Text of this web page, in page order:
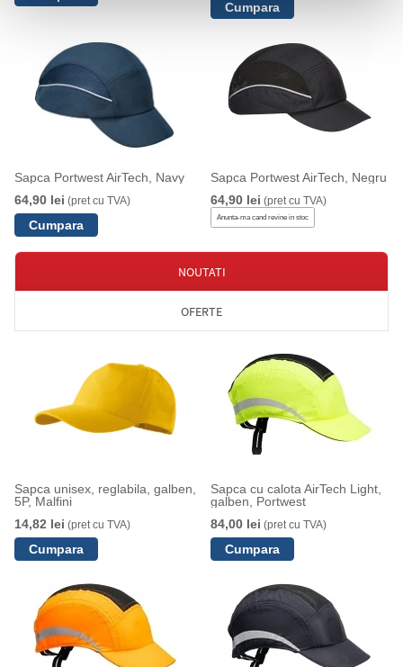
Sapca Portwest AirTech, Navy
64,90 lei (pret cu TVA)
Sapca Portwest AirTech, Negru
64,90 lei (pret cu TVA)
Anunta-ma cand revine in stoc
NOUTATI
OFERTE
Sapca unisex, reglabila, galben,
5P, Malfini
14,82 lei (pret cu TVA)
Sapca cu calota AirTech Light,
galben, Portwest
84,00 lei (pret cu TVA)